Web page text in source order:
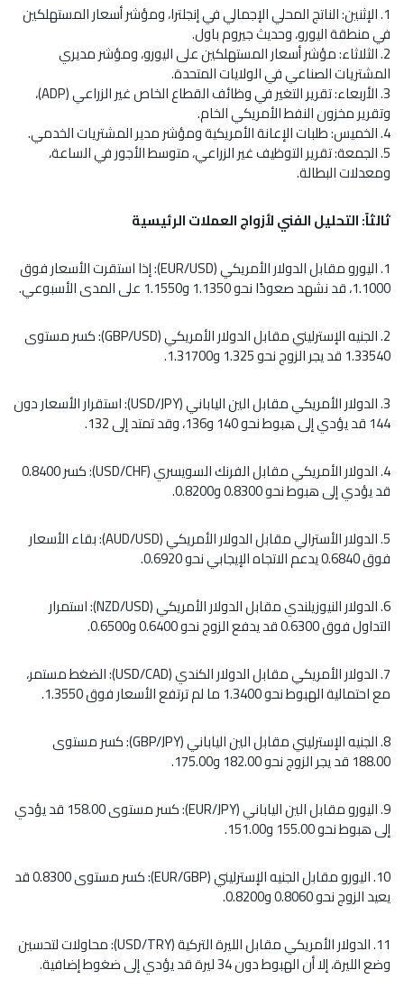
1. الإثنين: الناتج المحلي الإجمالي في إنجلترا، ومؤشر أسعار المستهلكين
في منطقة اليورو، وحديث جيروم باول.
2. الثلاثاء: مؤشر أسعار المستهلكين على اليورو، ومؤشر مديري
المشتريات الصناعي في الولايات المتحدة.
3. الأربعاء: تقرير التغير في وظائف القطاع الخاص غير الزراعي (ADP)،
وتقرير مخزون النفط الأمريكي الخام.
4. الخميس: طلبات الإعانة الأمريكية ومؤشر مدير المشتريات الخدمي.
5. الجمعة: تقرير التوظيف غير الزراعي، متوسط الأجور في الساعة،
ومعدلات البطالة.
ثالثاً: التحليل الفني لأزواج العملات الرئيسية
1. اليورو مقابل الدولار الأمريكي (EUR/USD): إذا استقرت الأسعار فوق
1.1000، قد نشهد صعودًا نحو 1.1350 و1.1550 على المدى الأسبوعي.
2. الجنيه الإسترليني مقابل الدولار الأمريكي (GBP/USD): كسر مستوى
1.33540 قد يجر الزوج نحو 1.325 و1.31700.
3. الدولار الأمريكي مقابل الين الياباني (USD/JPY): استقرار الأسعار دون
144 قد يؤدي إلى هبوط نحو 140 و136، وقد تمتد إلى 132.
4. الدولار الأمريكي مقابل الفرنك السويسري (USD/CHF): كسر 0.8400
قد يؤدي إلى هبوط نحو 0.8300 و0.8200.
5. الدولار الأسترالي مقابل الدولار الأمريكي (AUD/USD): بقاء الأسعار
فوق 0.6840 يدعم الاتجاه الإيجابي نحو 0.6920.
6. الدولار النيوزيلندي مقابل الدولار الأمريكي (NZD/USD): استمرار
التداول فوق 0.6300 قد يدفع الزوج نحو 0.6400 و0.6500.
7. الدولار الأمريكي مقابل الدولار الكندي (USD/CAD): الضغط مستمر،
مع احتمالية الهبوط نحو 1.3400 ما لم ترتفع الأسعار فوق 1.3550.
8. الجنيه الإسترليني مقابل الين الياباني (GBP/JPY): كسر مستوى
188.00 قد يجر الزوج نحو 182.00 و175.00.
9. اليورو مقابل الين الياباني (EUR/JPY): كسر مستوى 158.00 قد يؤدي
إلى هبوط نحو 155.00 و151.00.
10. اليورو مقابل الجنيه الإسترليني (EUR/GBP): كسر مستوى 0.8300 قد
يعيد الزوج نحو 0.8060 و0.8200.
11. الدولار الأمريكي مقابل الليرة التركية (USD/TRY): محاولات لتحسين
وضع الليرة، إلا أن الهبوط دون 34 ليرة قد يؤدي إلى ضغوط إضافية.